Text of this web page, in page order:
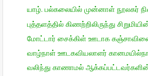
யாழ். பல்கலையில் முன்னாள் நூலகர்
புத்தளத்தில் கிணற்றிலிருந்து
மோட்டார் சைக்கிள் ஊடாக
வாழ்நாள் ஊடகவியலாளர்
வலிந்து காணாமல்